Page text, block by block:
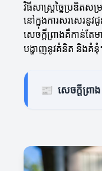
វិធីសាស្ត្រច្នៃប្រឌិតសម្
នៅក្នុងការសរសេរនូ
សេចក្តីព្រាងគឺកាន់តែ
បង្ហាញនូវគំនិត និងគំនុំ
📰 សេចក្តីព្រាង